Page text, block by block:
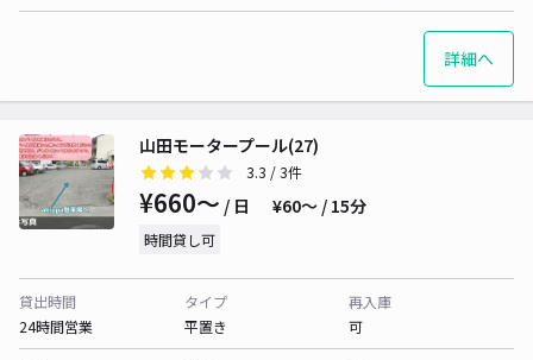
詳細へ
山田モータープール(27)
3.3 / 3件
¥660〜 / 日 ¥60〜 / 15分
時間貸し可
貸出時間
24時間営業
タイプ
平置き
再入庫
可